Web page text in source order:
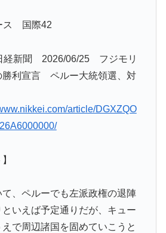
ス 国際42
経新聞 2026/06/25 フジモリ
勝利宣言 ペルー大統領選、対
article/DGXZQO
、ペルーでも左派政権の退陣
いえば予定通りだが、キュー
で周辺諸国を固めていこうと